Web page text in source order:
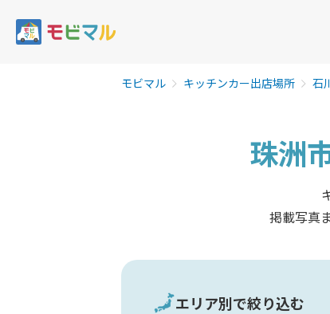
モビマル キッチンカー出店場所 石
珠洲
掲載写真
エリア別で絞り込む